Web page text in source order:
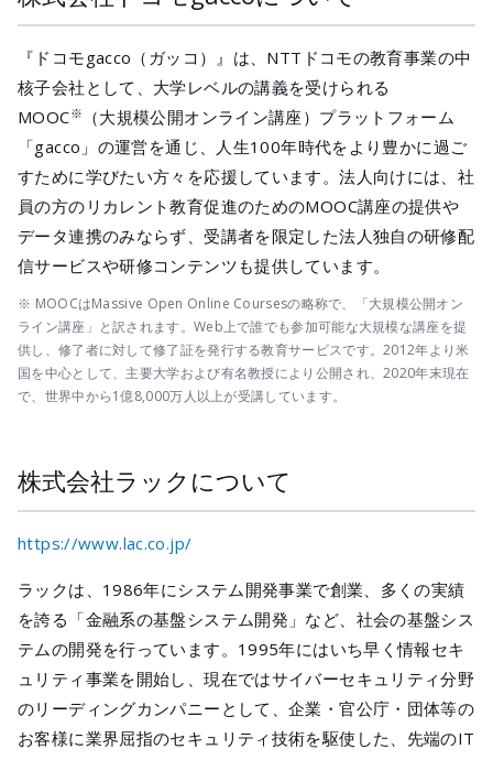
『ドコモgacco（ガッコ）』は、NTTドコモの教育事業の中
核子会社として、大学レベルの講義を受けられる
MOOC※
（大規模公開オンライン講座）プラットフォーム
「gacco」の運営を通じ、人生100年時代をより豊かに過ご
すために学びたい方々を応援しています。法人向けには、社
員の方のリカレント教育促進のためのMOOC講座の提供や
データ連携のみならず、受講者を限定した法人独自の研修配
信サービスや研修コンテンツも提供しています。
※ MOOCはMassive Open Online Coursesの略称で、「大規模公開オン
ライン講座」と訳されます。Web上で誰でも参加可能な大規模な講座を提
供し、修了者に対して修了証を発行する教育サービスです。2012年より米
国を中心として、主要大学および有名教授により公開され、2020年末現在
で、世界中から1億8,000万人以上が受講しています。
株式会社ラックについて
https://www.lac.co.jp/
ラックは、1986年にシステム開発事業で創業、多くの実績
を誇る「金融系の基盤システム開発」など、社会の基盤シス
テムの開発を行っています。1995年にはいち早く情報セキ
ュリティ事業を開始し、現在ではサイバーセキュリティ分野
のリーディングカンパニーとして、企業・官公庁・団体等の
お客様に業界屈指のセキュリティ技術を駆使した、先端のIT